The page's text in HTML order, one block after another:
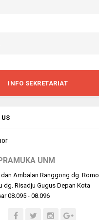
INFO SEKRETARIAT
US
UNM
dan Ambalan Ranggong dg. Romo
dg. Risadju Gugus Depan Kota
08.095 - 08.096